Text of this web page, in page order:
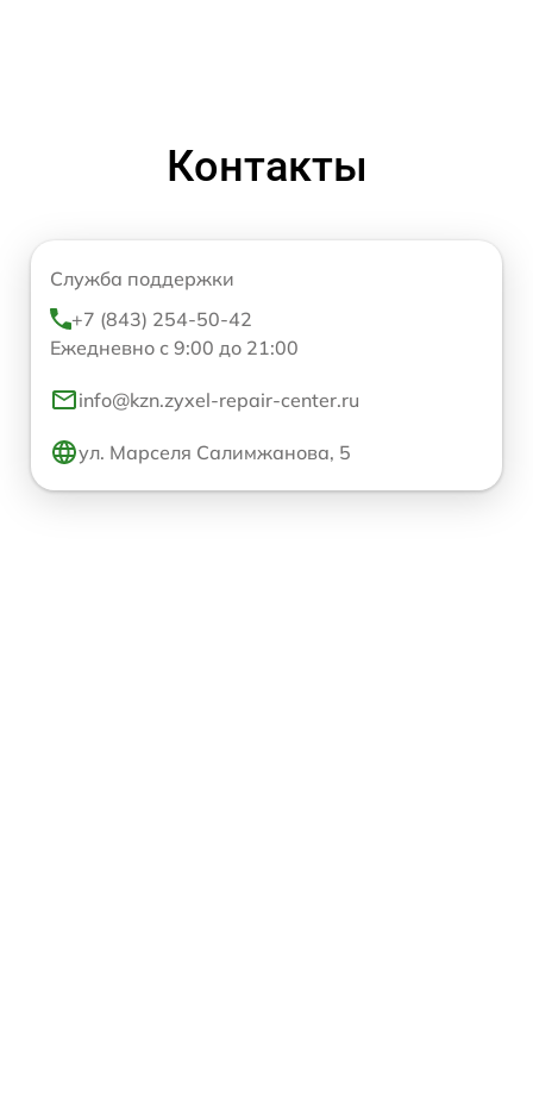
Контакты
Служба поддержки
+7 (843) 254-50-42
Ежедневно с 9:00 до 21:00
info@kzn.zyxel-repair-center.ru
ул. Марселя Салимжанова, 5